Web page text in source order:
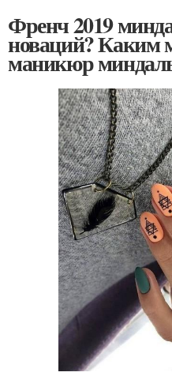
Френч 2019
новаций? Каким
маникюр